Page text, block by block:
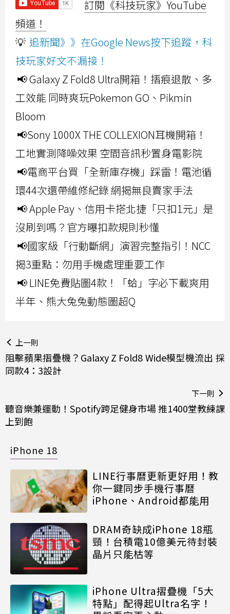
訂閱《科技玩家》YouTube
頻道！
💡 追新聞》》在Google News按下追蹤，科
技玩家好文不漏接！
📢 Galaxy Z Fold8 Ultra開箱！摺痕退散、多
工效能 同時爽玩Pokemon GO、Pikmin
Bloom
📢Sony 1000X THE COLLEXION耳機開箱！
工地實測降噪效果 空間音訊秒置身電影院
📢電商平台買「全新庫存機」踩雷！電池循
環44次還帶維修紀錄 網揭無良賣家手法
📢 Apple Pay、信用卡搭北捷「只扣1元」是
沒刷到嗎？官方曝扣款規則秒懂
📢國家級「行動斷網」演習完整指引！NCC
揭3重點：勿用手機處理重要工作
📢 LINE免費貼圖4款！「蛤」字必下載爽用
半年、熊大兔兔動態圖超Q
上一則
阻擊蘋果摺疊機？Galaxy Z Fold8 Wide模型機流出 採
同款4：3設計
下一則
聽音樂兼運動！Spotify跨足健身市場 推1400堂教練課
上到飽
iPhone 18
LINE行事曆更新更好用！教
你一鍵同步手機行事曆
iPhone、Android都能用
DRAM奇缺成iPhone 18瓶
頸！台積電10億美元待封裝
晶片只能枯等
iPhone Ultra摺疊機「5大
特點」配得起Ultra名字！